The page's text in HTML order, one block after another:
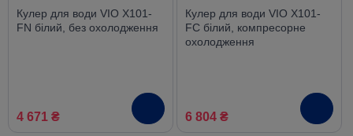
Кулер для води VIO X101-
FN білий, без охолодження
4 671 ₴
Кулер для води VIO X101-
FC білий, компресорне
охолодження
6 804 ₴